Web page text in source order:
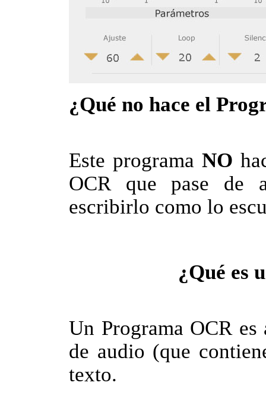
¿Qué no hace el
Este programa NO
OCR que pase de
escribirlo como lo
¿Qué es
Un Programa OCR
de audio (que
texto.